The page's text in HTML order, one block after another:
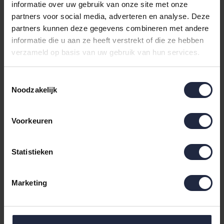
informatie over uw gebruik van onze site met onze
partners voor social media, adverteren en analyse. Deze
partners kunnen deze gegevens combineren met andere
informatie die u aan ze heeft verstrekt of die ze hebben
verzameld op basis van uw gebruik van hun services.
Noodzakelijk
Voorkeuren
Statistieken
Marketing
Off-White
Schlafgut Pure Jersey
Boxspring Hoeslaken
XL - 180x200 - 200x220